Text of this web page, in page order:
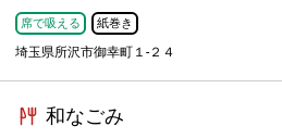
席で吸える 紙巻き
埼玉県所沢市御幸町１-２４
和なごみ